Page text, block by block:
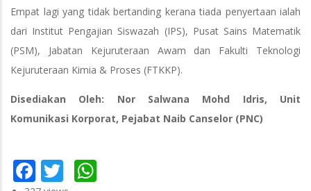
Empat lagi yang tidak bertanding kerana tiada penyertaan ialah
dari Institut Pengajian Siswazah (IPS), Pusat Sains Matematik
(PSM), Jabatan Kejuruteraan Awam dan Fakulti Teknologi
Kejuruteraan Kimia & Proses (FTKKP).
Disediakan Oleh: Nor Salwana Mohd Idris, Unit
Komunikasi Korporat, Pejabat Naib Canselor (PNC)
Facebook
Twitter